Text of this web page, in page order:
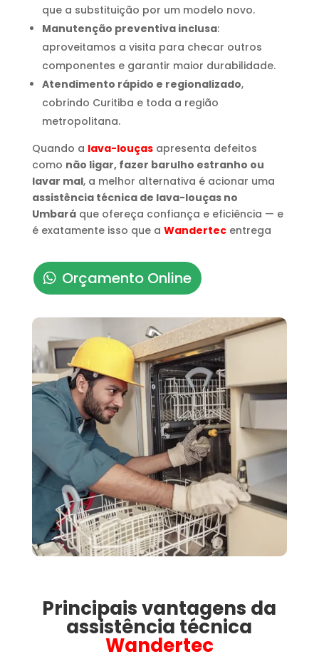
que a substituição por um modelo novo.
Manutenção preventiva inclusa:
aproveitamos a visita para checar outros
componentes e garantir maior durabilidade.
Atendimento rápido e regionalizado,
cobrindo Curitiba e toda a região
metropolitana.
Quando a lava-louçasapresenta defeitos
como não ligar, fazer barulho estranho ou
lavar mal, a melhor alternativa é acionar uma
assistência técnica de lava-louças no
Umbaráque ofereça confiança e eficiência — e
é exatamente isso que a Wandertec entrega
Orçamento Online
Principais vantagens da
assistência técnica
Wandertec